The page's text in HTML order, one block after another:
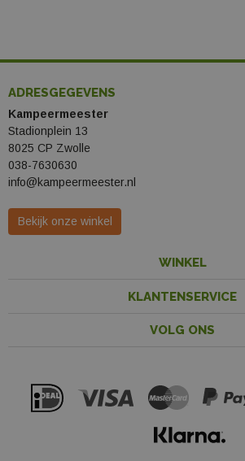
ADRESGEGEVENS
Kampeermeester
Stadionplein 13
8025 CP Zwolle
038-7630630
info@kampeermeester.nl
Bekijk onze winkel
WINKEL
KLANTENSERVICE
VOLG ONS